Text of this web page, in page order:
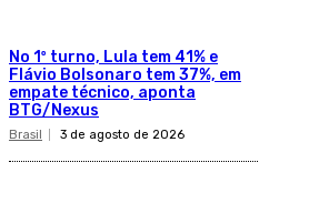
No 1º turno, Lula tem 41% e
Flávio Bolsonaro tem 37%, em
empate técnico, aponta
BTG/Nexus
Brasil 3 de agosto de 2026